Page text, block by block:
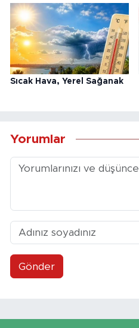
Sıcak Hava, Yerel Sağanak
Yorumlar
Gönder